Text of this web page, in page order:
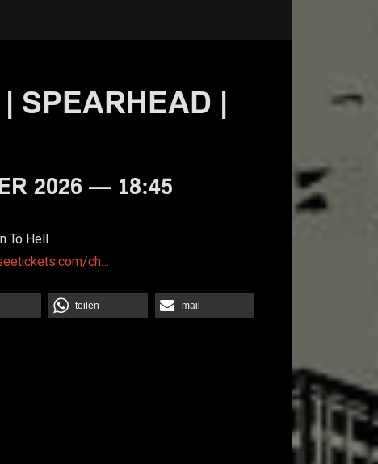
SPEARHEAD |
2026 — 18:45
To Hell
ch…
teilen mail